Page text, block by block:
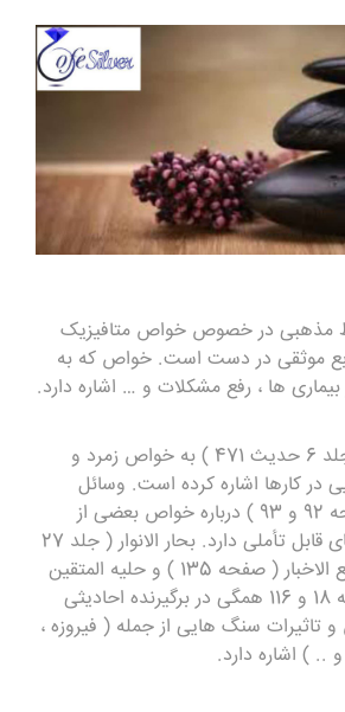
مذهبی در خصوص خواص متافیزیک
موثقی در دست است. خواص که به
بیماری ها ، رفع مشکلات و … اشاره دارد.
منابع اصول کافی ( جلد 6 حدیث 471 ) به خواص زمرد و
در کارها اشاره کرده است. وسائل
الشیعه ( جلد5 صفحه 92 و 93 ) درباره خواص بعضی از
سنگ ها نقل قول های قابل تأملی دارد. بحار الانوار ( جلد 27
حدیث 262 ) و جامع الاخبار ( صفحه 135 ) و حلیه المتقین
علامه مجلسی صفحه 18 و 116 همگی در برگیرنده احادیثی
سنگ هایی از جمله ( فیروزه ،
.. ) اشاره دارد.